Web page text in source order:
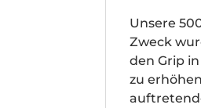
Unsere
Zweck
den Grip
zu